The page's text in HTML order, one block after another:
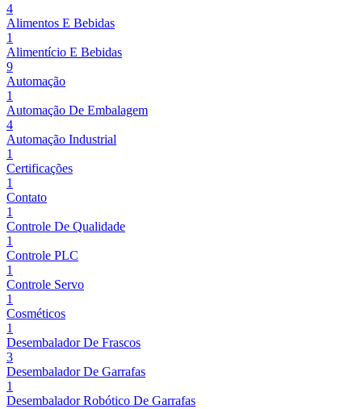
4
Alimentos E Bebidas
1
Alimentício E Bebidas
9
Automação
1
Automação De Embalagem
4
Automação Industrial
1
Certificações
1
Contato
1
Controle De Qualidade
1
Controle PLC
1
Controle Servo
1
Cosméticos
1
Desembalador De Frascos
3
Desembalador De Garrafas
1
Desembalador Robótico De Garrafas